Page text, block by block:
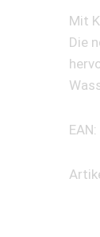
Mit
Die